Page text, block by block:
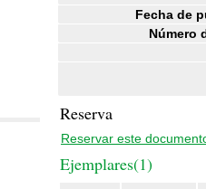
Fecha de
Número
Reserva
Reservar este
Ejemplares(1)